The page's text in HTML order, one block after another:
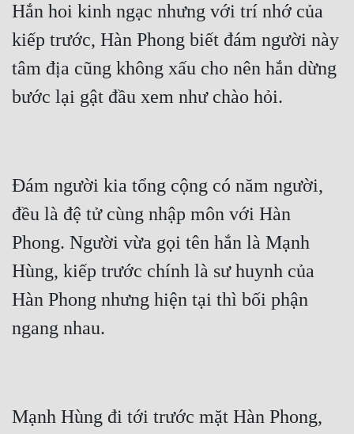
Hắn hoi kinh ngạc nhưng với trí nhớ của
kiếp trước, Hàn Phong biết đám người này
tâm địa cũng không xấu cho nên hắn dừng
bước lại gật đầu xem như chào hỏi.
Đám người kia tổng cộng có năm người,
đều là đệ tử cùng nhập môn với Hàn
Phong. Người vừa gọi tên hắn là Mạnh
Hùng, kiếp trước chính là sư huynh của
Hàn Phong nhưng hiện tại thì bối phận
ngang nhau.
Mạnh Hùng đi tới trước mặt Hàn Phong,